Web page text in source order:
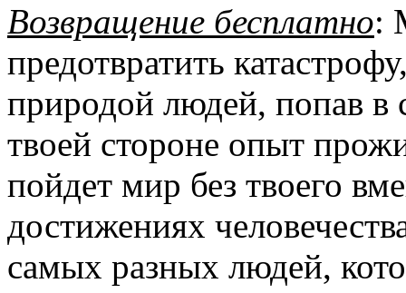
Возвращение бесплатно:
предотвратить
природой людей, попав в
твоей стороне опыт
пойдет мир без твоего
достижениях
самых разных людей,